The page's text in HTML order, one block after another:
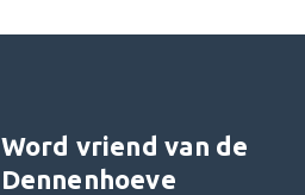
Word vriend van de
Dennenhoeve